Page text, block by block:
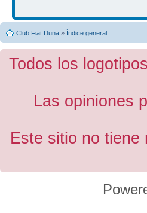
Club Fiat Duna » Índice general
Todos los
Las opiniones
Este sitio no tiene